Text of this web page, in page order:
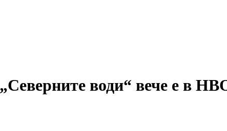
води“ вече е в